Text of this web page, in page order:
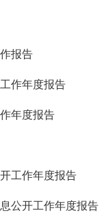
报告
作年度报告
年度报告
工作年度报告
公开工作年度报告